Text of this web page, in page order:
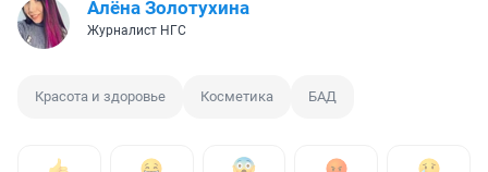
Алёна Золотухина
Журналист НГС
Красота и здоровье Косметика БАД